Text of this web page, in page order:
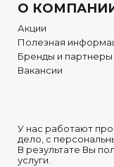
О
Акции
Полезная
Бренды и партнеры
Вакансии
У нас работают
дело, с
В результате Вы
услуги.